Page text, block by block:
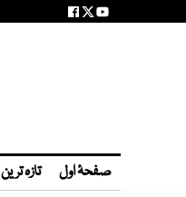
صفحۂ اول تازہ ترین